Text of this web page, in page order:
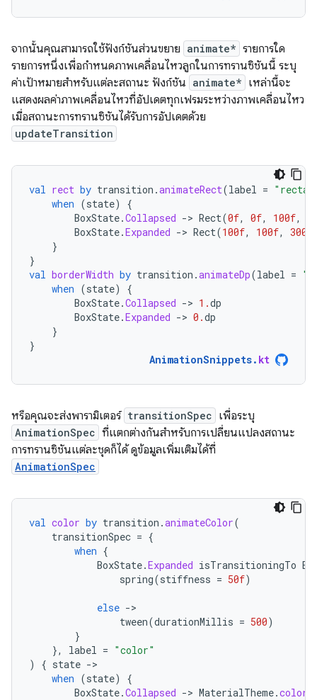
จากนั้นคุณสามารถใช้ฟังก์ชันส่วนขยาย animate* รายการใด
รายการหนึ่งเพื่อกำหนดภาพเคลื่อนไหวลูกในการทรานซิชันนี้ ระบุ
ค่าเป้าหมายสำหรับแต่ละสถานะ ฟังก์ชัน animate* เหล่านี้จะ
แสดงผลค่าภาพเคลื่อนไหวที่อัปเดตทุกเฟรมระหว่างภาพเคลื่อนไหว
เมื่อสถานะการทรานซิชันได้รับการอัปเดตด้วย
updateTransition
val rect by transition .animateRect(label =
when (state)
{
BoxState.Collapsed -> Rect(0f, 0f, 100f,
BoxState.Expanded -> Rect(100f, 100f, 300f
}
}
val borderWidth by transition .animateDp(label =
when (state)
{
BoxState.Collapsed -> 1.dp
BoxState.Expanded -> 0.dp
}
}
AnimationSnippets. kt
หรือคุณจะส่งพารามิเตอร์ transitionSpec เพื่อระบุ
AnimationSpec ที่แตกต่างกันสำหรับการเปลี่ยนแปลงสถานะ
การทรานซิชันแต่ละชุดก็ได้ ดูข้อมูลเพิ่มเติมได้ที่
AnimationSpec
val color by transition .animateColor(
transitionSpec = {
when {
BoxState.Expanded isTransitioningTo
spring(stiffness = 50f)
else -
tween(durationMillis = 500)
}
},
label = "color"
)
{ state -
when (state)
{
BoxState.Collapsed -> MaterialTheme.